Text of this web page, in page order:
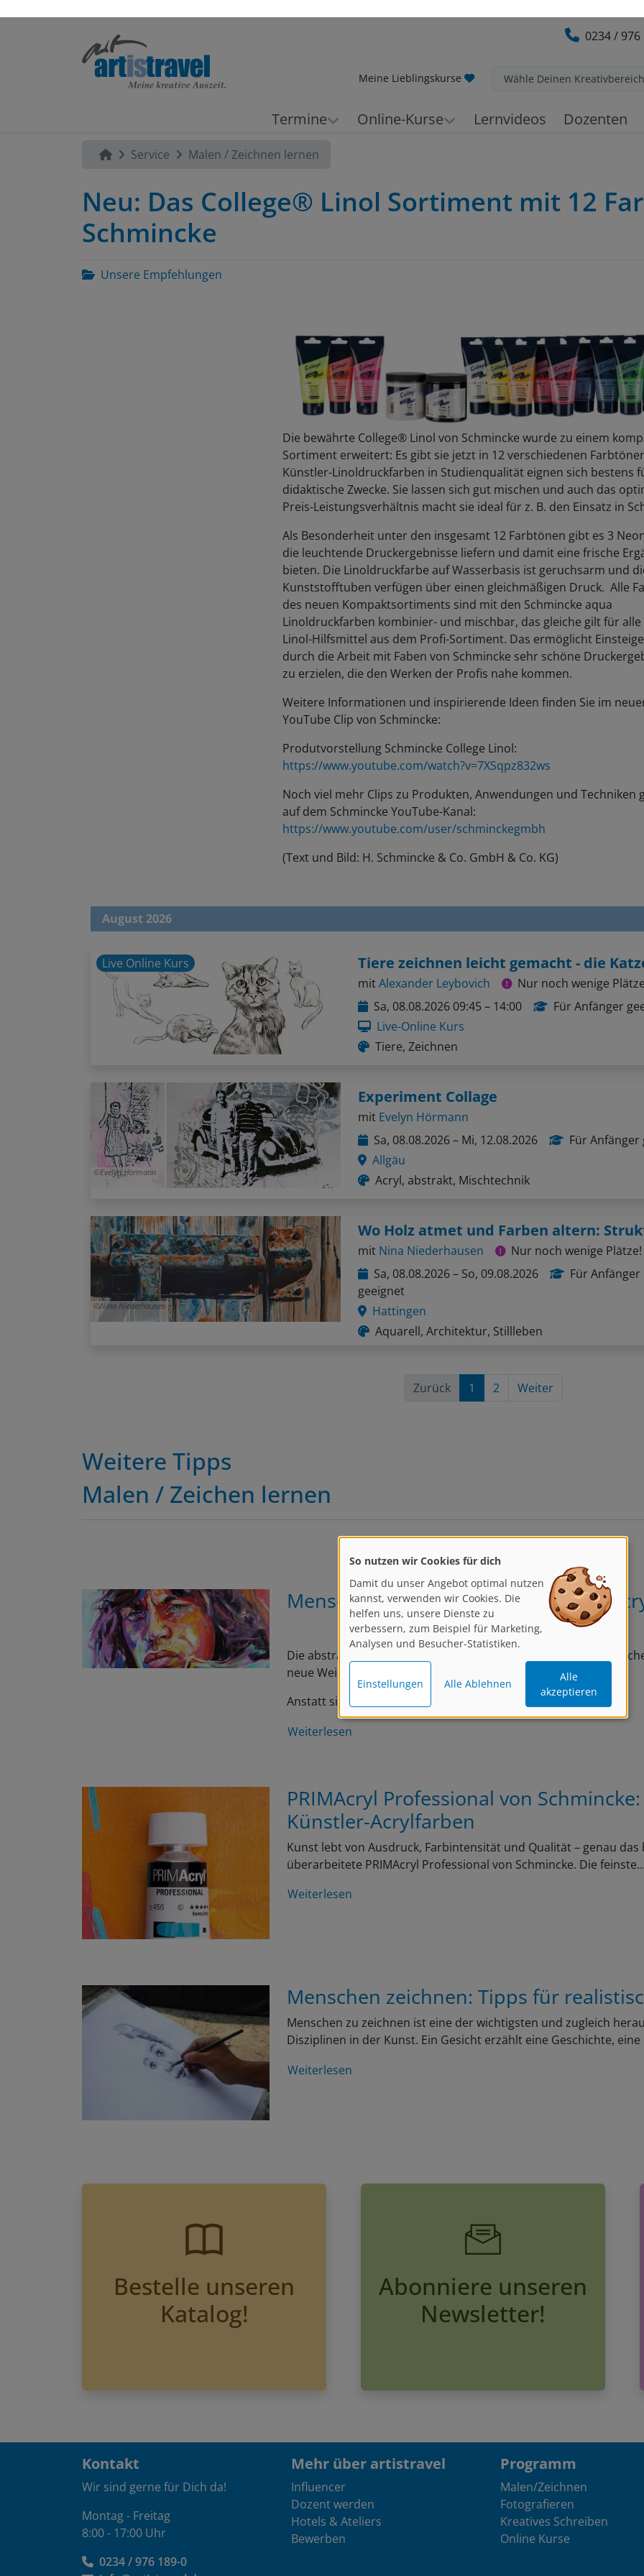
0234 / 976
Service Malen / Zeichnen lernen
Neu: Das College® Linol Sortiment mit 12
Schmincke
Unsere Empfehlungen
Die bewährte College® Linol von Schmincke wurde zu einem
Sortiment erweitert: Es gibt sie jetzt in 12 verschiedenen
Künstler-Linoldruckfarben in Studienqualität eignen sich bestens
didaktische Zwecke. Sie lassen sich gut mischen und auch das
Preis-Leistungsverhältnis macht sie ideal für z. B. den Einsatz in
Als Besonderheit unter den insgesamt 12 Farbtönen gibt es 3
die leuchtende Druckergebnisse liefern und damit eine frische
bieten. Die Linoldruckfarbe auf Wasserbasis ist geruchsarm und
Kunststofftuben verfügen über einen gleichmäßigen Druck. Alle
des neuen Kompaktsortiments sind mit den Schmincke aqua
Linoldruckfarben kombinier- und mischbar, das gleiche gilt für alle
Linol-Hilfsmittel aus dem Profi-Sortiment. Das ermöglicht
durch die Arbeit mit Faben von Schmincke sehr schöne
zu erzielen, die den Werken der Profis nahe kommen.
Weitere Informationen und inspirierende Ideen finden Sie im neuen
YouTube Clip von Schmincke:
Produtvorstellung Schmincke College Linol:
https://www.youtube.com/watch?v=7XSqpz832ws
Noch viel mehr Clips zu Produkten, Anwendungen und Techniken
auf dem Schmincke YouTube-Kanal:
https://www.youtube.com/user/schminckegmbh
(Text und Bild: H. Schmincke & Co. GmbH & Co. KG)
August 2026
Live Online Kurs Tiere zeichnen leicht gemacht - die Katze
mit Alexander Leybovich
Nur noch wenige
Sa, 08.08.2026 09:45 – 14:00
Für Anfänger
Live-Online Kurs
Tiere, Zeichnen
Evelyn Hörmann
Experiment Collage
mit Evelyn Hörmann
Sa, 08.08.2026 – Mi, 12.08.2026
Für Anfänger
Allgäu
Acryl, abstrakt, Mischtechnik
Nina Niederhausen
mit Nina Niederhausen
Nur noch wenige Plätze!
Sa, 08.08.2026 – So, 09.08.2026
Für Anfänger
geeignet
Hattingen
Aquarell, Architektur, Stillleben
Zurück 1 2 Weiter
Weitere Tipps
Malen / Zeichen lernen
Menschen malen in der abstrakten
Die abstrakte Acrylmalerei eignet sich perfekt, um die
neue Weise zu interpretieren!
Anstatt sich auf realistische…
Weiterlesen
PRIMAcryl Professional von
Künstler-Acrylfarben
Kunst lebt von Ausdruck, Farbintensität und Qualität – genau das
überarbeitete PRIMAcryl Professional von Schmincke. Die
Weiterlesen
Menschen zeichnen: Tipps für
Menschen zu zeichnen ist eine der wichtigsten und zugleich
Disziplinen in der Kunst. Ein Gesicht erzählt eine Geschichte,
Weiterlesen
Bestelle unseren
Katalog!
Abonniere unseren
Newsletter!
Kontakt
Wir sind gerne für Dich da!
Montag - Freitag
8:00 - 17:00 Uhr
0234 / 976 189-0
info@artistravel.de
Mehr über artistravel
Influencer
Dozent werden
Hotels & Ateliers
Bewerben
Programm
Malen/Zeichnen
Fotografieren
Kreatives Schreiben
Online Kurse
Damit du unser Angebot optimal nutzen
kannst, verwenden wir Cookies. Die
helfen uns, unsere Dienste zu
verbessern, zum Beispiel für Marketing,
Analysen und Besucher-Statistiken.
Einstellungen
Alle
akzeptieren